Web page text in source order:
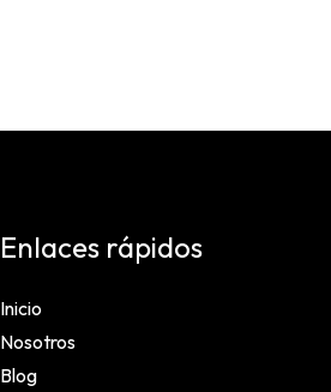
Enlaces rápidos
Inicio
Nosotros
Blog